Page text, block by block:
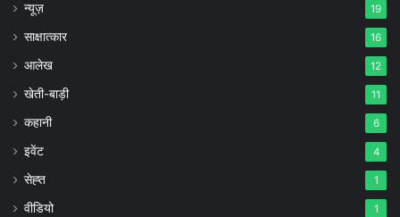
न्यूज़ 19
साक्षात्कार 16
आलेख 12
खेती-बाड़ी 11
कहानी 6
इवेंट 4
सेह्त 1
वीडियो 1